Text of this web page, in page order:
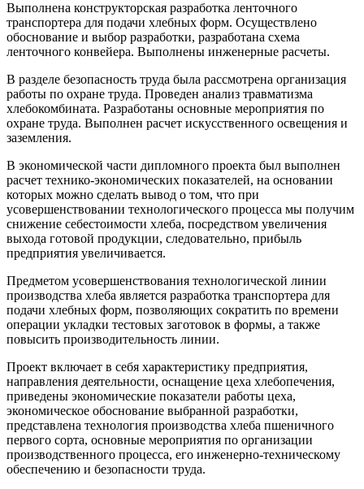
Выполнена конструкторская разработка ленточного
транспортера для подачи хлебных форм. Осуществлено
обоснование и выбор разработки, разработана схема
ленточного конвейера. Выполнены инженерные расчеты.
В разделе безопасность труда была рассмотрена организация
работы по охране труда. Проведен анализ травматизма
хлебокомбината. Разработаны основные мероприятия по
охране труда. Выполнен расчет искусственного освещения и
заземления.
В экономической части дипломного проекта был выполнен
расчет технико-экономических показателей, на основании
которых можно сделать вывод о том, что при
усовершенствовании технологического процесса мы получим
снижение себестоимости хлеба, посредством увеличения
выхода готовой продукции, следовательно, прибыль
предприятия увеличивается.
Предметом усовершенствования технологической линии
производства хлеба является разработка транспортера для
подачи хлебных форм, позволяющих сократить по времени
операции укладки тестовых заготовок в формы, а также
повысить производительность линии.
Проект включает в себя характеристику предприятия,
направления деятельности, оснащение цеха хлебопечения,
приведены экономические показатели работы цеха,
экономическое обоснование выбранной разработки,
представлена технология производства хлеба пшеничного
первого сорта, основные мероприятия по организации
производственного процесса, его инженерно-техническому
обеспечению и безопасности труда.